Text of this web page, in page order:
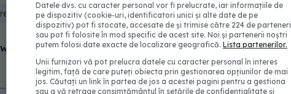
comportament toxic altii constiinta
- abonează‑te!
Datele dvs. cu caracter personal vor fi prelucrate, iar informațiile de
pe dispozitiv (cookie-uri, identificatori unici și alte date de pe
dispozitiv) pot fi stocate, accesate de și trimise către 224 de parteneri
sau pot fi folosite în mod specific de acest site. Noi și partenerii noștri
putem folosi date exacte de localizare geografică. Lista partenerilor.
Unii furnizori vă pot prelucra datele cu caracter personal în interes
legitim, față de care puteți obiecta prin gestionarea opțiunilor de mai
jos. Căutați un link în partea de jos a acestei pagini pentru a gestiona
sau a vă retrage consimțământul în setările de confidențialitate și